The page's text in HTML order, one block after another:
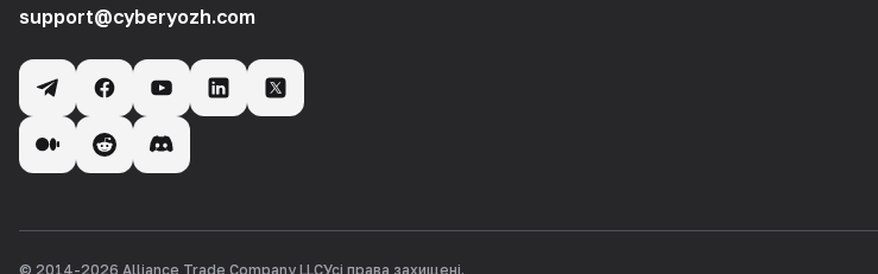
support@cyberyozh.com
© 2014-2026 Alliance Trade Company LLCУсі права захищені.